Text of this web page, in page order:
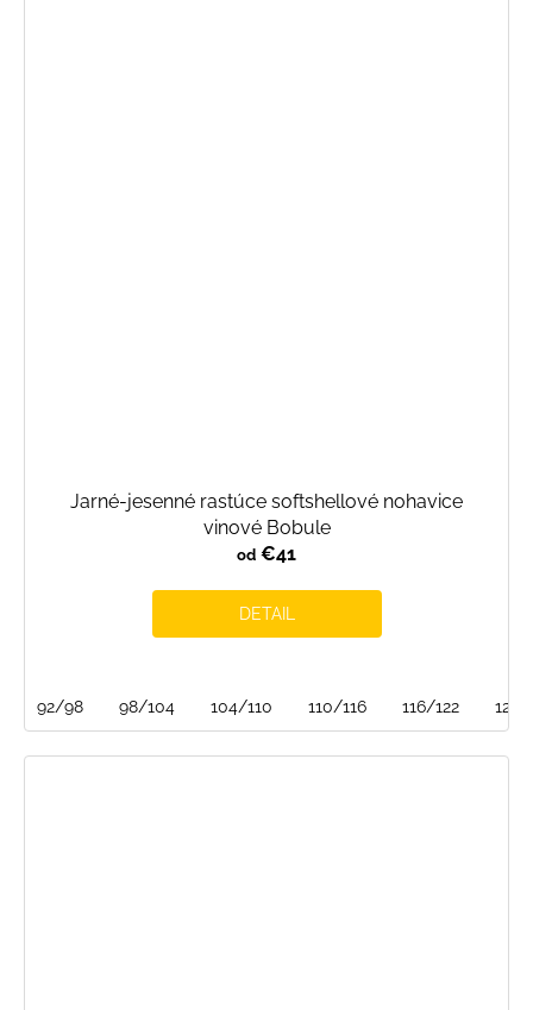
Jarné-jesenné rastúce softshellové nohavice
vinové Bobule
od €41
DETAIL
92/98 98/104 104/110 110/116 116/122 128/